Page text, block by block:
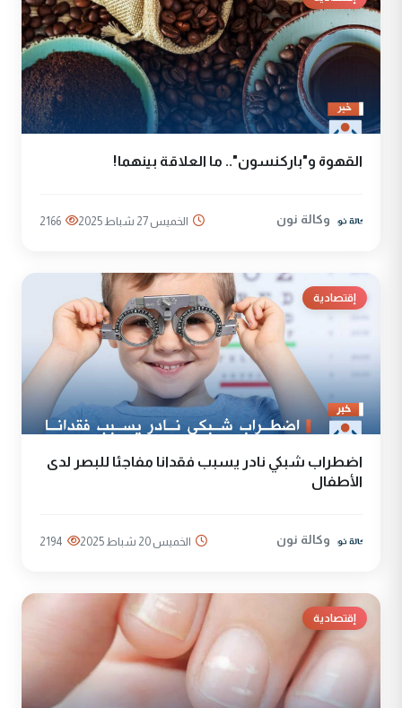
القهوة و"باركنسون".. ما العلاقة بينهما!
وكالة نون الخميس 27 شباط 2025 2166
إقتصادية
اضطراب شبكي نادر يسبب فقدانا مفاجئا للبصر لدى
الأطفال
وكالة نون الخميس 20 شباط 2025 2194
إقتصادية